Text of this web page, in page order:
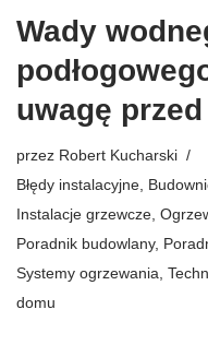
Wady
uwagę
przez Robert Kucharski
Błędy instalacyjne
Instalacje grzewcze
Poradnik budowlany,
Systemy ogrzewania
domu